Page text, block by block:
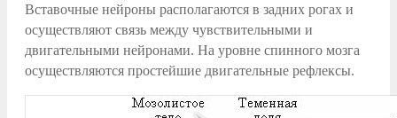
Вставочные нейроны располагаются в задних рогах и
осуществляют связь между чувствительными и
двигательными нейронами. На уровне спинного мозга
осуществляются простейшие двигательные рефлексы.